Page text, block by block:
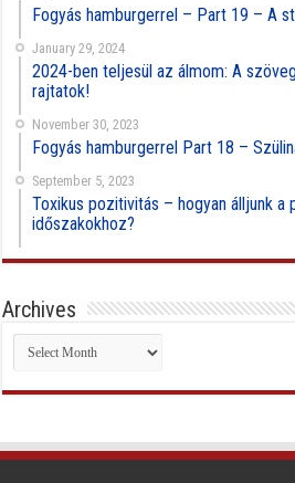
Fogyás hamburgerrel – Part 19 – A
January 29, 2024
2024-ben teljesül az álmom: A
rajtatok!
November 30, 2023
Fogyás hamburgerrel Part 18 –
September 5, 2023
Toxikus pozitivitás – hogyan álljunk a
időszakokhoz?
Archives
Archives